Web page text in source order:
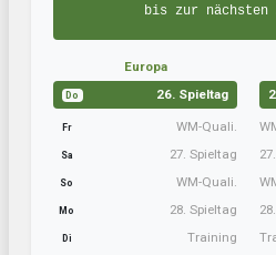
bis zur nächsten
Europa
Do 26. Spieltag
Fr WM-Quali.
Sa 27. Spieltag
So WM-Quali.
Mo 28. Spieltag
Di Training